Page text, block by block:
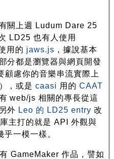
關上週 Ludum Dare 25
LD25 也有人使用
用的 jaws.js ，據說基本
分都是瀏覽器與網頁開發
顧慮你的音樂串流實際上
，或是caasi 用的 CAAT
web/js 相關的專長從這
外 Leo 的 LD25 entry 改
庫主打的就是 API 外觀與
一模一樣。
GameMaker 作品，譬如